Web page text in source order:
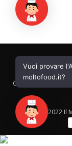
CALTAGIRONE
CORRIERE ADRIATICO
© 2022 Il
Vuoi provare
moltofood.it?